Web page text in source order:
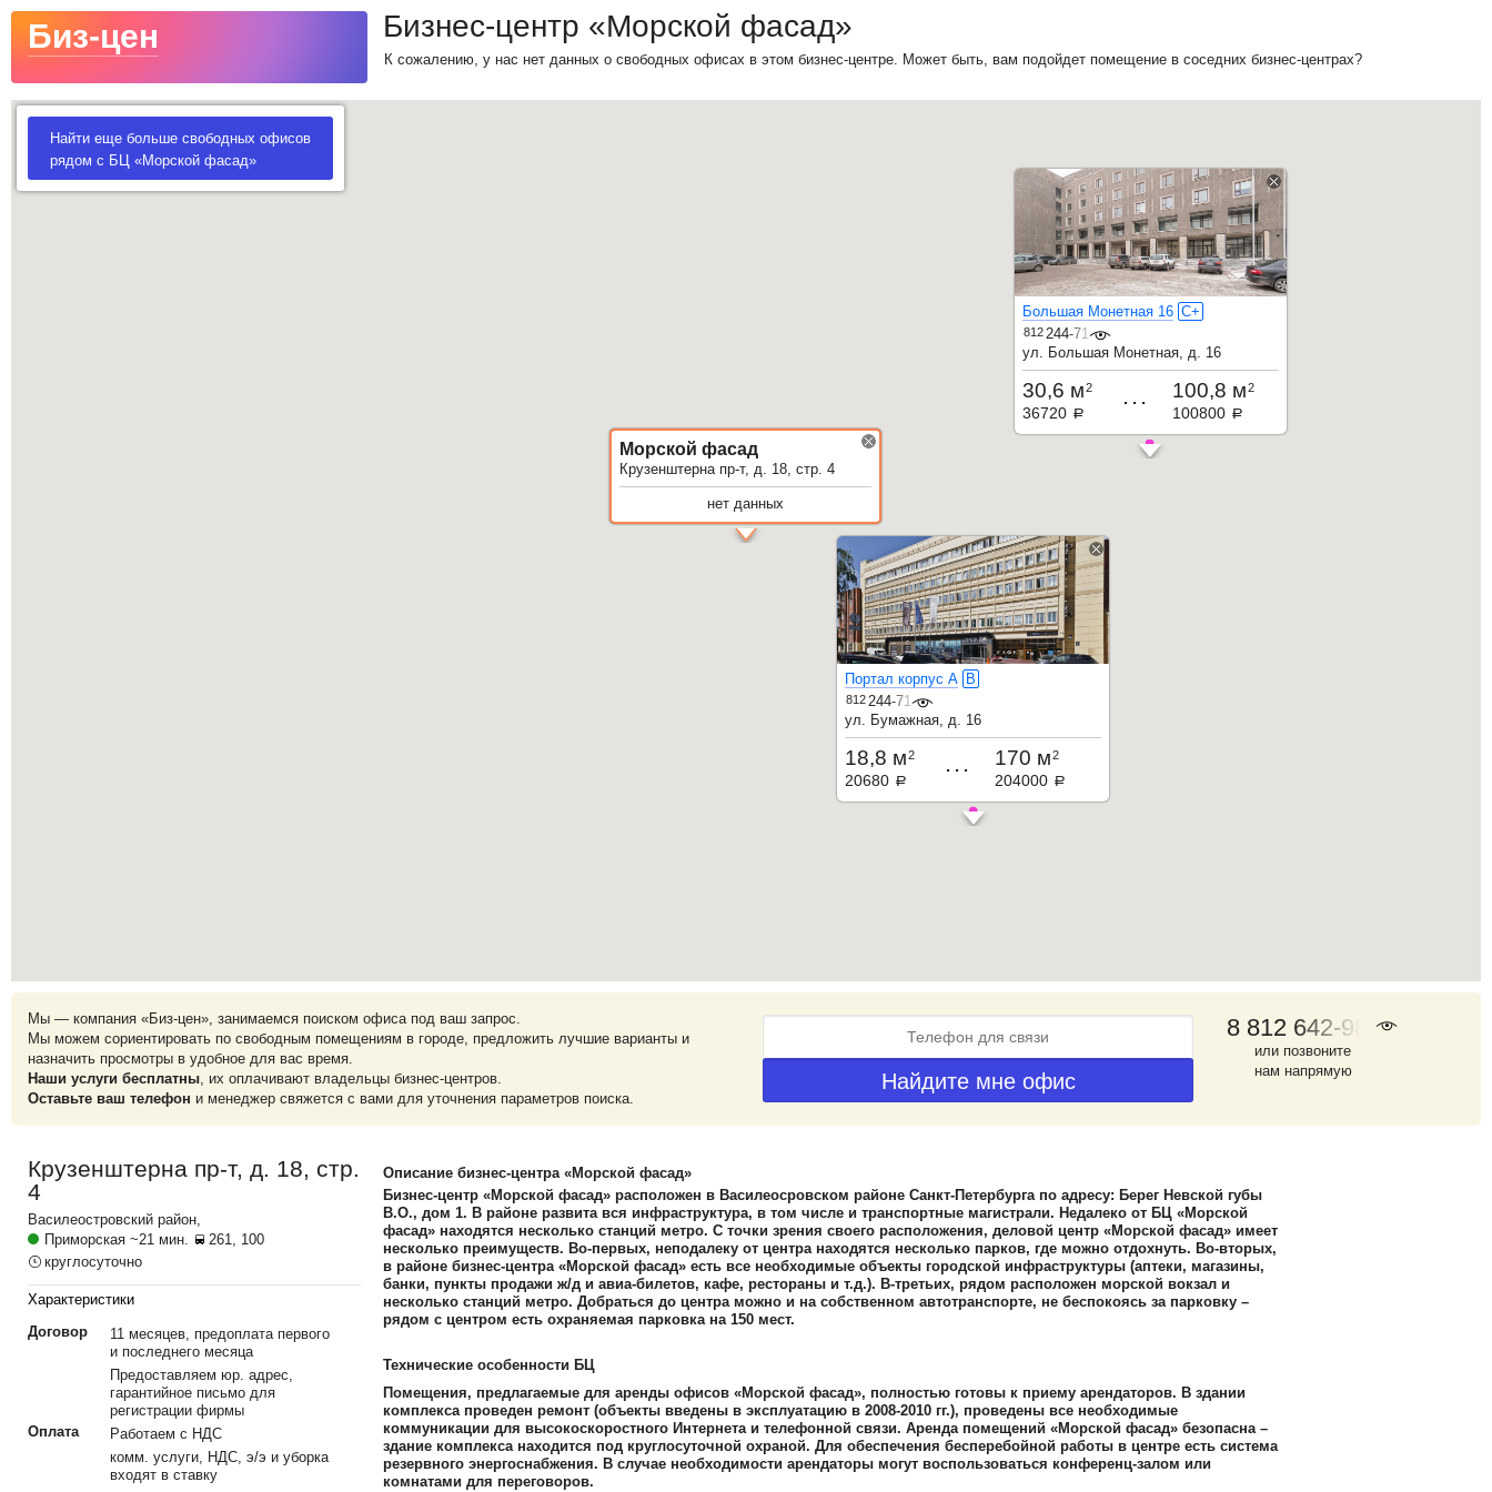
Биз-цен Бизнес-центр «Морской фасад»
К сожалению, у нас нет данных о свободных офисах в этом бизнес-центре. Может быть, вам подойдет помещение в соседних бизнес-центрах?
Морской фасад
Крузенштерна пр-т, д. 18, стр. 4
нет данных
Портал корпус А B
812 244-71-32
ул. Бумажная, д. 16
18,8 м2
20680 a
... 170 м2
204000 a
Большая Монетная 16 C+
812 244-71-32
ул. Большая Монетная, д. 16
30,6 м2
36720 a
... 100,8 м2
100800 a
Мы — компания «Биз-цен», занимаемся поиском офиса под ваш запрос.
Мы можем сориентировать по свободным помещениям в городе, предложить лучшие варианты и
назначить просмотры в удобное для вас время.
Наши услуги бесплатны, их оплачивают владельцы бизнес-центров.
Оставьте ваш телефон и менеджер свяжется с вами для уточнения параметров поиска.
8 812 642-98-46
или позвоните
нам напрямую
Крузенштерна пр-т, д. 18, стр.
4
Василеостровский район,
Приморская ~21 мин.
261, 100
круглосуточно
Характеристики
Договор
11 месяцев, предоплата первого
и последнего месяца
Предоставляем юр. адрес,
гарантийное письмо для
регистрации фирмы
Оплата
Работаем с НДС
комм. услуги, НДС, э/э и уборка
входят в ставку
Описание бизнес-центра «Морской фасад»
Бизнес-центр «Морской фасад» расположен в Василеосровском районе Санкт-Петербурга по адресу: Берег Невской губы
В.О., дом 1. В районе развита вся инфраструктура, в том числе и транспортные магистрали. Недалеко от БЦ «Морской
фасад» находятся несколько станций метро. С точки зрения своего расположения, деловой центр «Морской фасад» имеет
несколько преимуществ. Во-первых, неподалеку от центра находятся несколько парков, где можно отдохнуть. Во-вторых,
в районе бизнес-центра «Морской фасад» есть все необходимые объекты городской инфраструктуры (аптеки, магазины,
банки, пункты продажи ж/д и авиа-билетов, кафе, рестораны и т.д.). В-третьих, рядом расположен морской вокзал и
несколько станций метро. Добраться до центра можно и на собственном автотранспорте, не беспокоясь за парковку –
рядом с центром есть охраняемая парковка на 150 мест.
Технические особенности БЦ
Помещения, предлагаемые для аренды офисов «Морской фасад», полностью готовы к приему арендаторов. В здании
комплекса проведен ремонт (объекты введены в эксплуатацию в 2008-2010 гг.), проведены все необходимые
коммуникации для высокоскоростного Интернета и телефонной связи. Аренда помещений «Морской фасад» безопасна –
здание комплекса находится под круглосуточной охраной. Для обеспечения бесперебойной работы в центре есть система
резервного энергоснабжения. В случае необходимости арендаторы могут воспользоваться конференц-залом или
комнатами для переговоров.
Найти еще больше свободных офисов
рядом с БЦ «Морской фасад»